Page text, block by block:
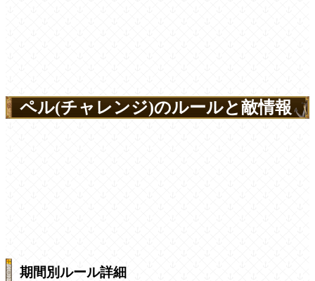
ペル(チャレンジ)のルールと敵情報
期間別ルール詳細